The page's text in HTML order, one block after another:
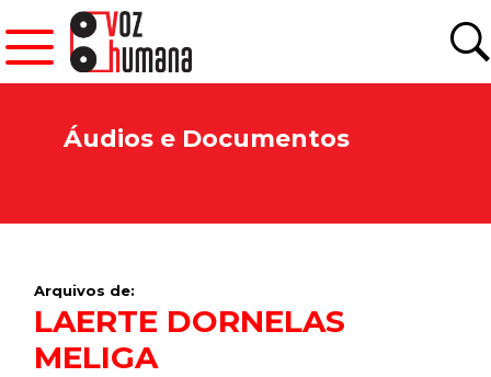
Áudios e Documentos
Arquivos de:
LAERTE DORNELAS
MELIGA